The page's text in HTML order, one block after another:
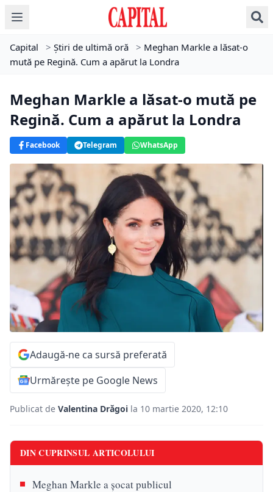
Capital > Știri de ultimă oră > Meghan Markle a lăsat-o
mută pe Regină. Cum a apărut la Londra
Meghan Markle a lăsat-o mută pe
Regină. Cum a apărut la Londra
Facebook Telegram WhatsApp
Adaugă-ne ca sursă preferată
Urmărește pe Google News
Publicat de Valentina Drăgoi la 10 martie 2020, 12:10
DIN CUPRINSUL ARTICOLULUI
Meghan Markle a șocat publicul